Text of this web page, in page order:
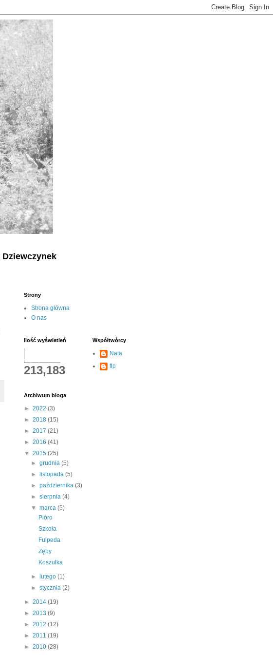
Dziewczynek
Strony
Strona główna
O nas
Ilość wyświetleń
213,183
Współtwórcy
Nata
flp
Archiwum bloga
► 2022 (3)
► 2018 (15)
► 2017 (21)
► 2016 (41)
▼ 2015 (25)
►grudnia(5)
►
listopada(5)
►października(3)
►sierpnia(4)
▼marca(5)
Pióro
Szkoła
Fulpeda
Zęby
Koszulka
► lutego(1)
►stycznia(2)
► 2014 (19)
► 2013 (9)
► 2012 (12)
► 2011 (19)
► 2010 (28)